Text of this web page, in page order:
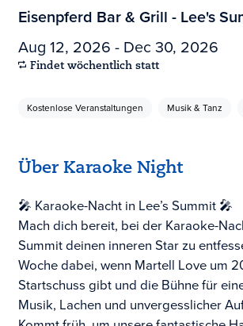
Eisenpferd Bar & Grill - Lee's
Aug 12, 2026 - Dec 30, 2026
Findet wöchentlich statt
Kostenlose Veranstaltungen Musik & Tanz
Über Karaoke Night
🎤 Karaoke-Nacht in Lee’s Summit 🎤
Mach dich bereit, bei der Karaoke-
Summit deinen inneren Star zu
Woche dabei, wenn Martell Love um
Startschuss gibt und die Bühne für
Musik, Lachen und unvergesslicher